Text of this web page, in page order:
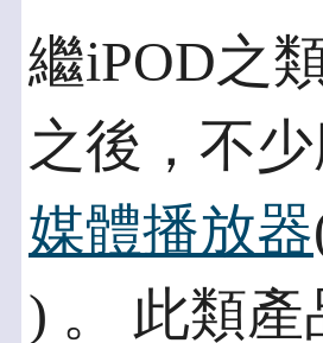
繼iPOD之
之後，不
媒體播放器
) 。 此類